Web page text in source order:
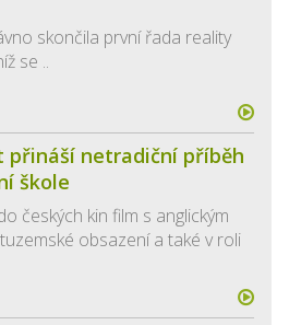
skončila první řada reality
se ..
přináší netradiční příběh
škole
českých kin film s anglickým
obsazení a také v roli